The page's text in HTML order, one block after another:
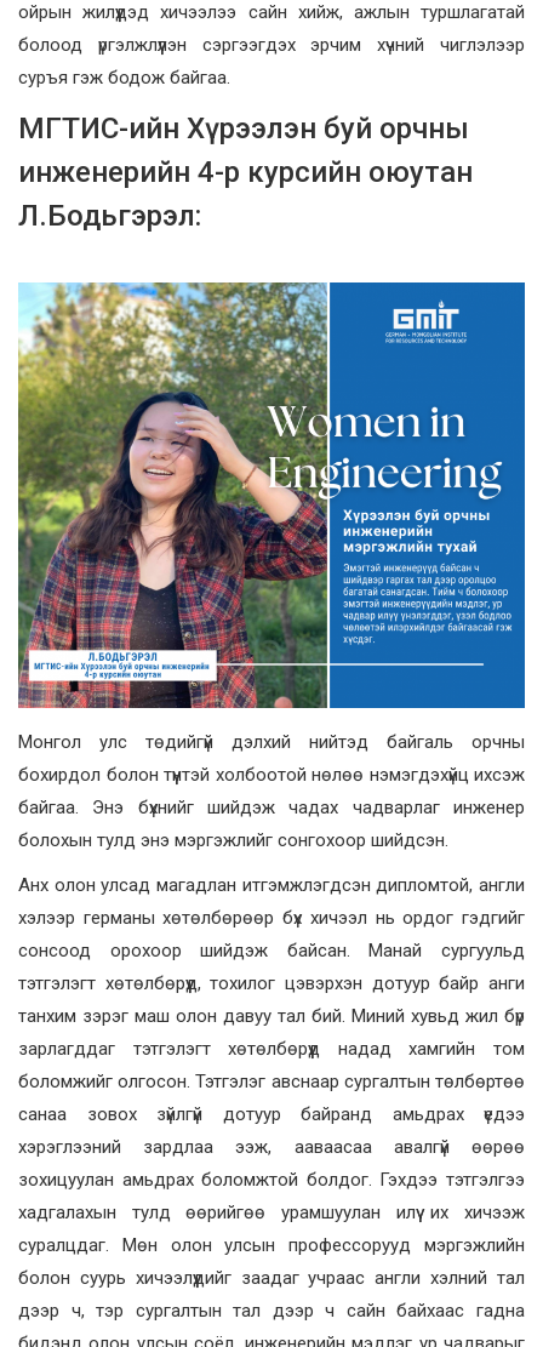
ойрын жилүүдэд хичээлээ сайн хийж, ажлын туршлагатай
болоод үргэлжлүүлэн сэргээгдэх эрчим хүчний чиглэлээр
суръя гэж бодож байгаа.
МГТИС-ийн Хүрээлэн буй орчны
инженерийн 4-р курсийн оюутан
Л.Бодьгэрэл:
Монгол улс төдийгүй дэлхий нийтэд байгаль орчны
бохирдол болон түүнтэй холбоотой нөлөө нэмэгдэхүйц ихсэж
байгаа. Энэ бүхнийг шийдэж чадах чадварлаг инженер
болохын тулд энэ мэргэжлийг сонгохоор шийдсэн.
Анх олон улсад магадлан итгэмжлэгдсэн дипломтой, англи
хэлээр германы хөтөлбөрөөр бүх хичээл нь ордог гэдгийг
сонсоод орохоор шийдэж байсан. Манай сургуульд
тэтгэлэгт хөтөлбөрүүд, тохилог цэвэрхэн дотуур байр анги
танхим зэрэг маш олон давуу тал бий. Миний хувьд жил бүр
зарлагддаг тэтгэлэгт хөтөлбөрүүд надад хамгийн том
боломжийг олгосон. Тэтгэлэг авснаар сургалтын төлбөртөө
санаа зовох зүйлгүй дотуур байранд амьдрах үедээ
хэрэглээний зардлаа ээж, ааваасаа авалгүй өөрөө
зохицуулан амьдрах боломжтой болдог. Гэхдээ тэтгэлгээ
хадгалахын тулд өөрийгөө урамшуулан илүү их хичээж
суралцдаг. Мөн олон улсын профессорууд мэргэжлийн
болон суурь хичээлүүдийг заадаг учраас англи хэлний тал
дээр ч, тэр сургалтын тал дээр ч сайн байхаас гадна